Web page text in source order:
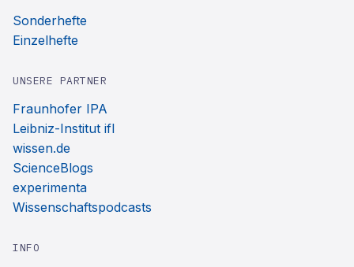
Sonderhefte
Einzelhefte
UNSERE PARTNER
Fraunhofer IPA
Leibniz-Institut ifl
wissen.de
ScienceBlogs
experimenta
Wissenschaftspodcasts
INFO